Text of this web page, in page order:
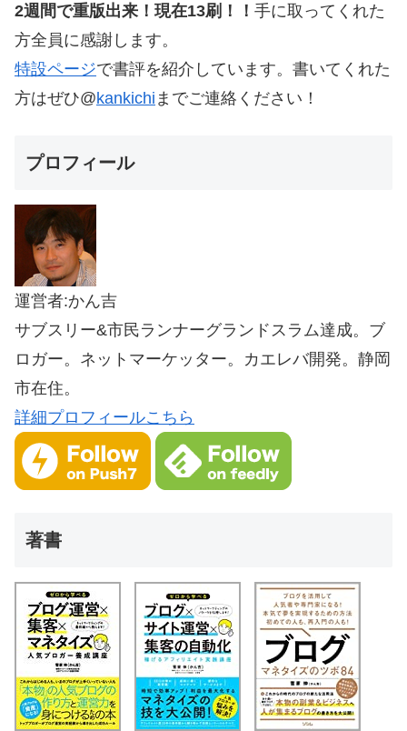
2週間で重版出来！現在13刷！！ 手に取ってくれた
方全員に感謝します。
特設ページで書評を紹介しています。書いてくれた
方はぜひ@kankichi までご連絡ください！
プロフィール
運営者:かん吉
サブスリー&市民ランナーグランドスラム達成。ブ
ロガー。ネットマーケッター。カエレバ開発。静岡
市在住。
詳細プロフィールこちら
著書